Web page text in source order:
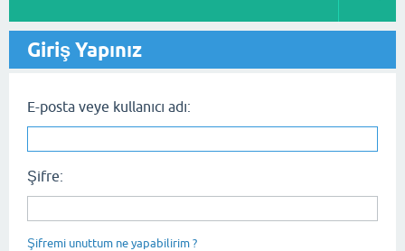
Giriş Yapınız
E-posta veye kullanıcı adı:
Şifre:
Şifremi unuttum ne yapabilirim ?